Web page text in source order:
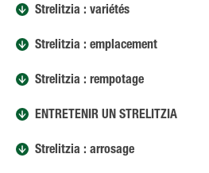
Strelitzia : variétés
Strelitzia : emplacement
Strelitzia : rempotage
ENTRETENIR UN STRELITZIA
Strelitzia : arrosage